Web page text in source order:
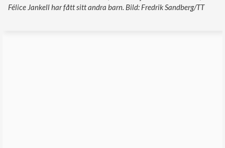
Félice Jankell har fått sitt andra barn. Bild: Fredrik Sandberg/TT